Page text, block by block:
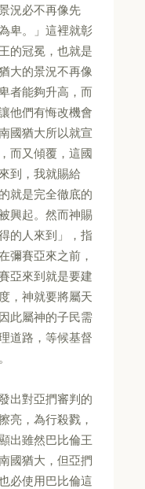
況必不再像先
卑。」這裡就彰
的冠冕，也就是
大的景況不再像
者能夠升高，而
他們有悔改機會
國猶大所以就宣
而又傾覆，這國
到，我就賜給
就是完全徹底的
興起。然而神賜
的人來到」，指
彌賽亞來之前，
亞來到就是要建
，神就要將屬天
此屬神的子民需
道路，等候基督
出對亞捫審判的
亮，為行殺戮，
出雖然巴比倫王
國猶大，但亞捫
必使用巴比倫這